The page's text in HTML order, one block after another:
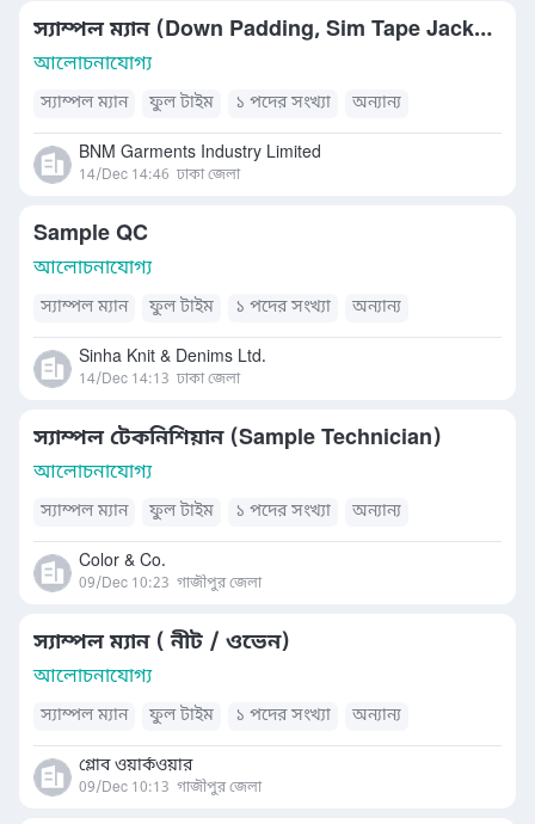
স্যাম্পল ম্যান (Down Padding, Sim Tape Jacket)
আলোচনাযোগ্য
স্যাম্পল ম্যান ফুল টাইম ১ পদের সংখ্যা অন্যান্য
BNM Garments Industry Limited
14/Dec 14:46 ঢাকা জেলা
Sample QC
আলোচনাযোগ্য
স্যাম্পল ম্যান ফুল টাইম ১ পদের সংখ্যা অন্যান্য
Sinha Knit & Denims Ltd.
14/Dec 14:13 ঢাকা জেলা
স্যাম্পল টেকনিশিয়ান (Sample Technician)
আলোচনাযোগ্য
স্যাম্পল ম্যান ফুল টাইম ১ পদের সংখ্যা অন্যান্য
Color & Co.
09/Dec 10:23 গাজীপুর জেলা
স্যাম্পল ম্যান ( নীট / ওভেন)
আলোচনাযোগ্য
স্যাম্পল ম্যান ফুল টাইম ১ পদের সংখ্যা অন্যান্য
গ্লোব ওয়ার্কওয়ার
09/Dec 10:13 গাজীপুর জেলা